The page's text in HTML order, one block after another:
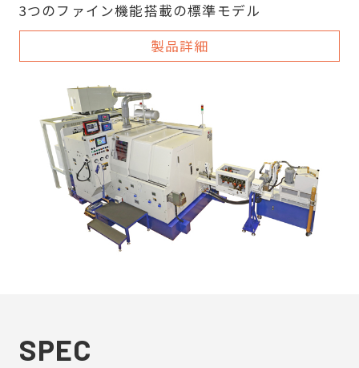
く
3つのファイン機能搭載の標準モデル
製品詳細
SPEC